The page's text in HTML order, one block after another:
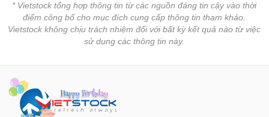
quỹ
Danh
phiếu
chi
tiết
* Vietstock tổng hợp thông tin từ các nguồn đáng tin cậy vào thời
điểm công bố cho mục đích cung cấp thông tin tham khảo.
Vietstock không chịu trách nhiệm đối với bất kỳ kết quả nào từ việc
sử dụng các thông tin này.
DỮ
LIỆU
Ngành